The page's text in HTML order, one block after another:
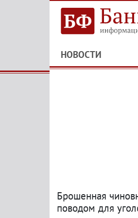
НОВОСТИ
Брошенная
поводом для